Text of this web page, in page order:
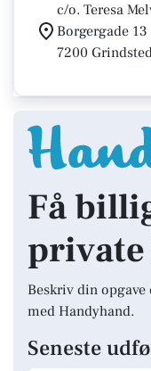
c/o. Teresa
Borgergade 13
7200
Få
Beskriv din
med Handyhand.
Seneste